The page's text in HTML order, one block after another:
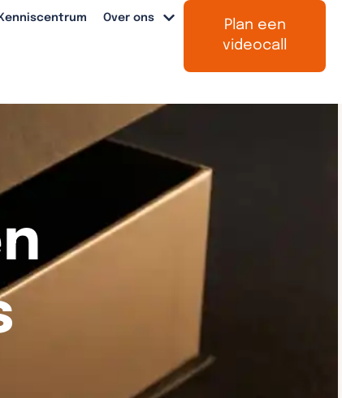
Kenniscentrum Over ons
Plan een
videocall